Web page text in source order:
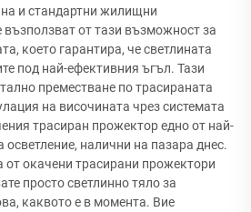
и стандартни жилищни
възползват от тази възможност за
което гарантира, че светлината
под най-ефективния ъгъл. Тази
преместване по трасираната
на височината чрез системата
трасиран прожектор едно от най-
налични на пазара днес.
от окачени трасирани прожектори
просто светлинно тяло за
каквото е в момента. Вие